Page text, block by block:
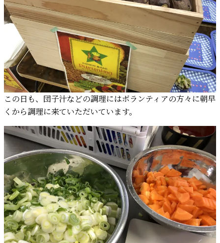
この日も、団子汁などの調理にはボランティアの方々に朝早
くから調理に来ていただいています。